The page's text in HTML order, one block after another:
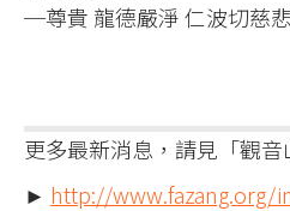
─尊貴 龍德嚴淨 仁波切慈
更多最新消息，請見「觀音
► http://www.fazang.org/